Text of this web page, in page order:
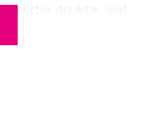
drukte, wel
voor
aanbieden is een